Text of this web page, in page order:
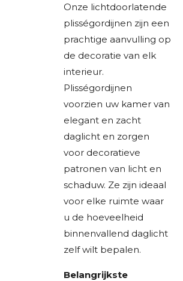
Onze lichtdoorlatende
plisségordijnen zijn een
prachtige aanvulling op
de decoratie van elk
interieur.
Plisségordijnen
voorzien uw kamer van
elegant en zacht
daglicht en zorgen
voor decoratieve
patronen van licht en
schaduw. Ze zijn ideaal
voor elke ruimte waar
u de hoeveelheid
binnenvallend daglicht
zelf wilt bepalen.
Belangrijkste